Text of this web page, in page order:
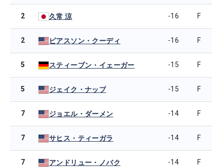
2 久常 涼 -16 F
2 ピアスソン・クーディ -16 F
5 スティーブン・イェーガー -15 F
5 ジェイク・ナップ -15 F
7 ジョエル・ダーメン -14 F
7 サヒス・ティーガラ -14 F
7 アンドリュー・ノバク -14 F